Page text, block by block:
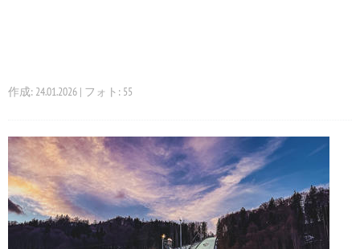
作成: 24.01.2026 | フォト: 55